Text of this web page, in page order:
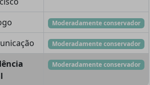
Moderadamente conservador
Moderadamente conservador
Moderadamente conservador